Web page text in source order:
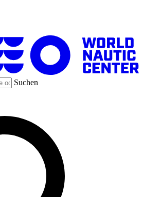
Suchen